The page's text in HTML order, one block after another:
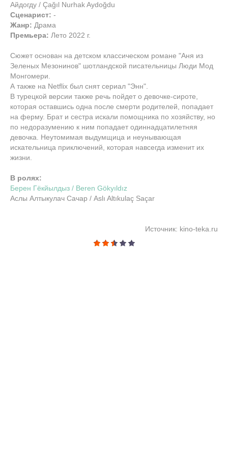
Айдогду / Çağıl Nurhak Aydoğdu
Сценарист: -
Жанр: Драма
Премьера: Лето 2022 г.
Сюжет основан на детском классическом романе "Аня из
Зеленых Мезонинов" шотландской писательницы Люди Мод
Монгомери.
А также на Netflix был снят сериал "Энн".
В турецкой версии также речь пойдет о девочке-сироте,
которая оставшись одна после смерти родителей, попадает
на ферму. Брат и сестра искали помощника по хозяйству, но
по недоразумению к ним попадает одиннадцатилетняя
девочка. Неутомимая выдумщица и неунывающая
искательница приключений, которая навсегда изменит их
жизни.
В ролях:
Берен Гёкйылдыз / Beren Gökyıldız
Аслы Алтыкулач Сачар / Aslı Altıkulaç Saçar
Источник: kino-teka.ru